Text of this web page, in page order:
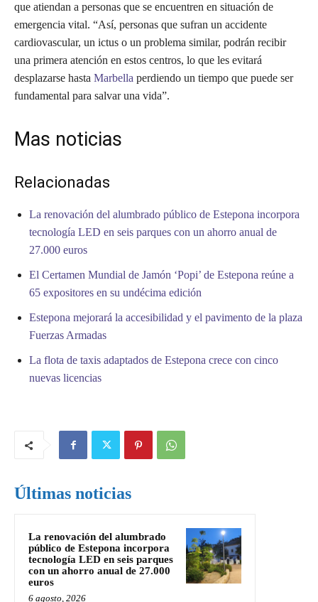
que atiendan a personas que se encuentren en situación de
emergencia vital. “Así, personas que sufran un accidente
cardiovascular, un ictus o un problema similar, podrán recibir
una primera atención en estos centros, lo que les evitará
desplazarse hasta Marbella perdiendo un tiempo que puede ser
fundamental para salvar una vida”.
Mas noticias
Relacionadas
La renovación del alumbrado público de Estepona incorpora
tecnología LED en seis parques con un ahorro anual de
27.000 euros
El Certamen Mundial de Jamón ‘Popi’ de Estepona reúne a
65 expositores en su undécima edición
Estepona mejorará la accesibilidad y el pavimento de la plaza
Fuerzas Armadas
La flota de taxis adaptados de Estepona crece con cinco
nuevas licencias
Últimas noticias
La renovación del alumbrado
público de Estepona incorpora
tecnología LED en seis parques
con un ahorro anual de 27.000
euros
6 agosto, 2026